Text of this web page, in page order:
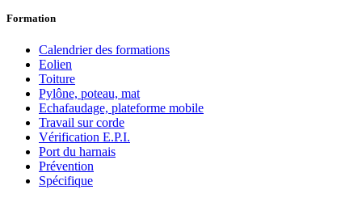
Formation
Calendrier des formations
Eolien
Toiture
Pylône, poteau, mat
Echafaudage, plateforme mobile
Travail sur corde
Vérification E.P.I.
Port du harnais
Prévention
Spécifique